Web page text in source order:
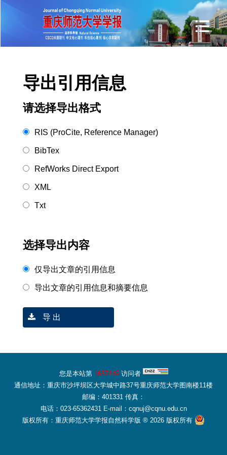
导出引用信息
请选择导出格式
RIS (ProCite, Reference Manager)
BibTex
RefWorks Direct Export
XML
Txt
选择导出内容
仅导出文章的引用信息
导出文章的引用信息和摘要信息
导 出
您是本站第 1657449访问者
通信地址：重庆市沙坪坝区大学城中路37号重庆师范大学图南楼11楼
邮编：401331 传真：
电话：023-65362431 E-mail：cqnuj@cqnu.edu.cn
版权所有：重庆师范大学学报自然科学版 ® 2026 版权所有